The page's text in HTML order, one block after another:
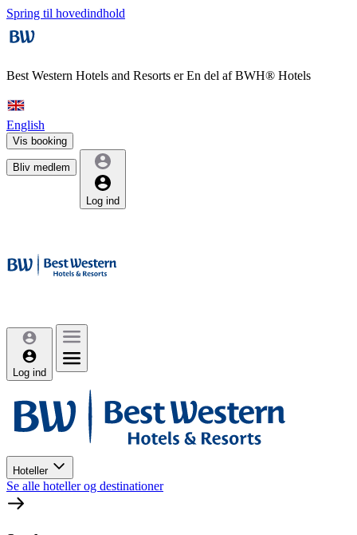
Spring til hovedindhold
Best Western Hotels and Resorts erEn del af BWH® Hotels
English
Vis booking
Bliv medlem
Log ind
Log ind
Hoteller
Se alle hoteller og destinationer